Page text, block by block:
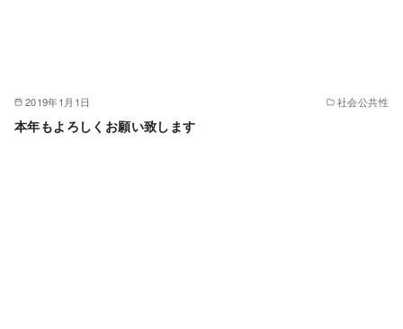
2019年1月1日 社会公共性
本年もよろしくお願い致します